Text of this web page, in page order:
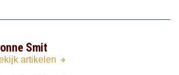
Smit
artikelen